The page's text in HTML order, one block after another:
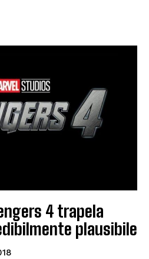
4 trapela
plausibile